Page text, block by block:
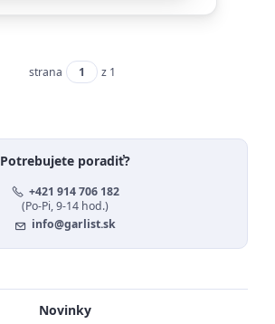
strana z 1
Potrebujete poradiť?
+421 914 706 182
(Po-Pi, 9-14 hod.)
info@garlist.sk
Novinky